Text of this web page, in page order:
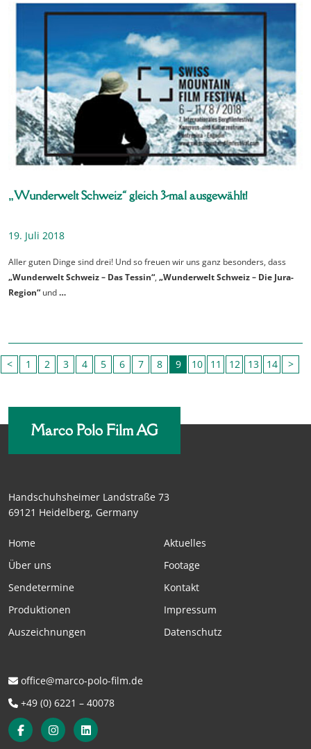
„Wunderwelt Schweiz“ gleich 3-mal ausgewählt!
19. Juli 2018
Aller guten Dinge sind drei! Und so freuen wir uns ganz besonders, dass
„Wunderwelt Schweiz – Das Tessin“, „Wunderwelt Schweiz – Die Jura-
Region“ und…
< 1 2 3 4 5 6 7 8 9 10 11 12 13 14 >
Marco Polo Film AG
Handschuhsheimer Landstraße 73
69121 Heidelberg, Germany
Home
Über uns
Sendetermine
Produktionen
Auszeichnungen
Aktuelles
Footage
Kontakt
Impressum
Datenschutz
office@marco-polo-film.de
+49 (0) 6221 – 40078